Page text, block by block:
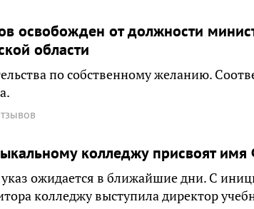
освобожден от должности
области
по собственному желанию.
колледжу присвоят
ожидается в ближайшие дни. С
колледжу выступила директор